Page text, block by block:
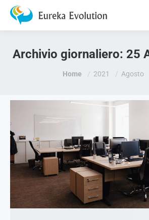
Archivio giornaliero: 25
Tu sei qui:
Home 2021 Agosto